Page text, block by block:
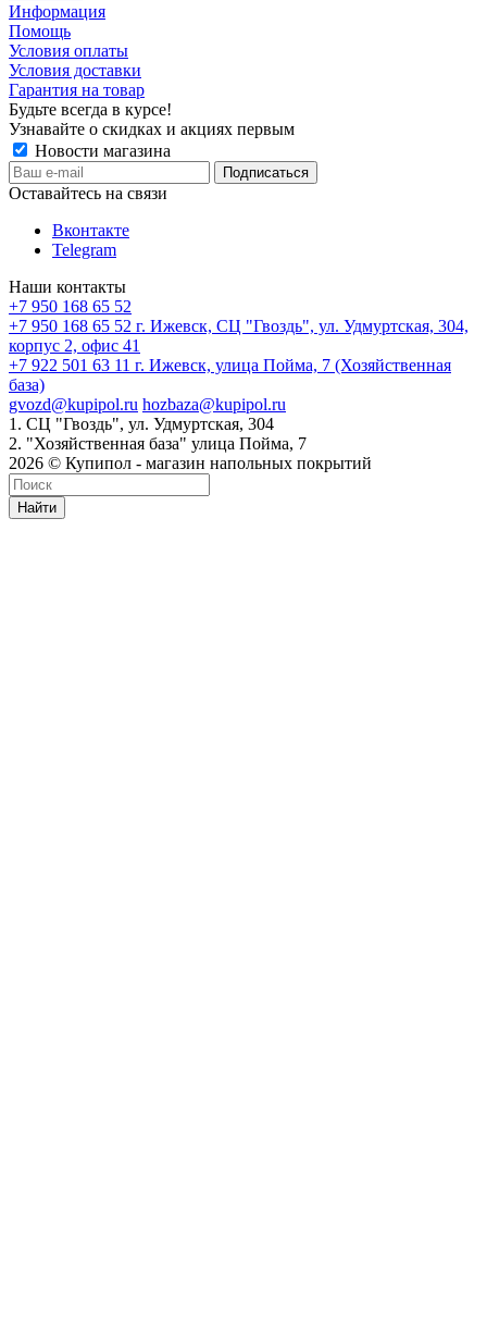
Информация
Помощь
Условия оплаты
Условия доставки
Гарантия на товар
Будьте всегда в курсе!
Узнавайте о скидках и акциях первым
Новости магазина
Оставайтесь на связи
Вконтакте
Telegram
Наши контакты
+7 950 168 65 52
+7 950 168 65 52 г. Ижевск, СЦ "Гвоздь", ул. Удмуртская, 304,
корпус 2, офис 41
+7 922 501 63 11 г. Ижевск, улица Пойма, 7 (Хозяйственная
база)
gvozd@kupipol.ru hozbaza@kupipol.ru
1. СЦ "Гвоздь", ул. Удмуртская, 304
2. "Хозяйственная база" улица Пойма, 7
2026 © Купипол - магазин напольных покрытий
Найти